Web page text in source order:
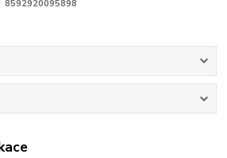
8592920095898